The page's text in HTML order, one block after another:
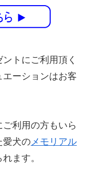
トにご利用頂く
ーションはお客
ご利用の方もいら
愛犬のメモリアル
ます。